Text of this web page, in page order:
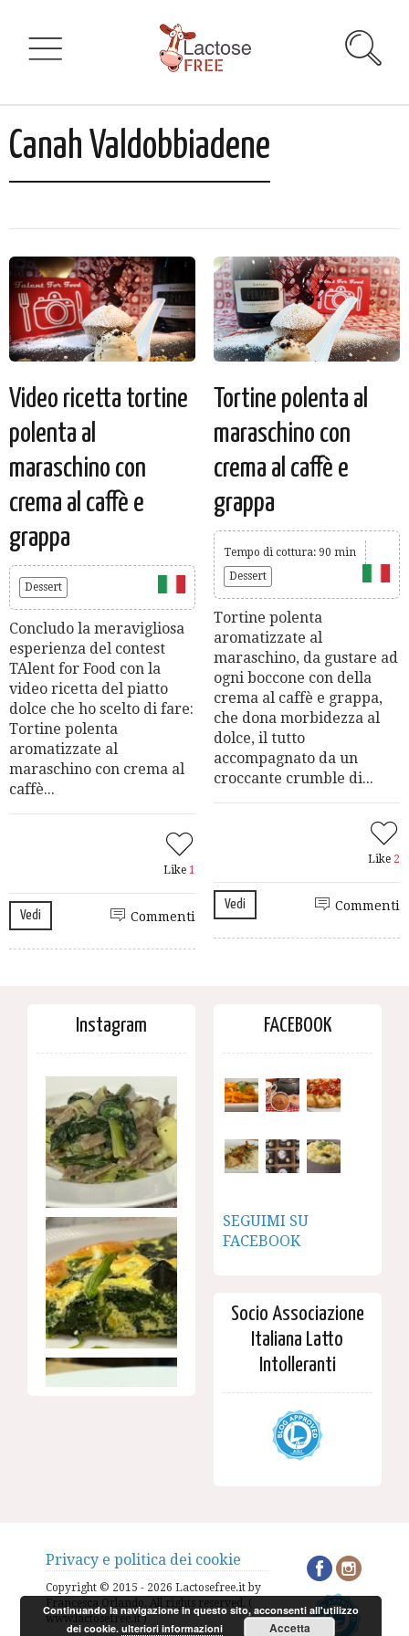
Canah Valdobbiadene
Video ricetta tortine
polenta al
maraschino con
crema al caffè e
grappa
Dessert
Concludo la meravigliosa
esperienza del contest
TAlent for Food con la
video ricetta del piatto
dolce che ho scelto di fare:
Tortine polenta
aromatizzate al
maraschino con crema al
caffè...
Like 1
Vedi Commenti
Tortine polenta al
maraschino con
crema al caffè e
grappa
Tempo di cottura: 90 min
Dessert
Tortine polenta
aromatizzate al
maraschino, da gustare ad
ogni boccone con della
crema al caffè e grappa,
che dona morbidezza al
dolce, il tutto
accompagnato da un
croccante crumble di...
Like 2
Vedi Commenti
Instagram FACEBOOK
SEGUIMI SU
FACEBOOK
Socio Associazione
Italiana Latto
Intolleranti
Privacy e politica dei cookie
Copyright © 2015 - 2026 Lactosefree.it by
Francesca Orlando. All rights reserved. (
www.lactosefree.it )
Continuando la navigazione in questo sito, acconsenti all'utilizzo
dei cookie.ulteriori informazioni Accetta